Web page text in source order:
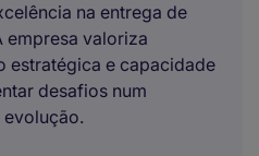
na entrega de
empresa valoriza
estratégica e capacidade
desafios num